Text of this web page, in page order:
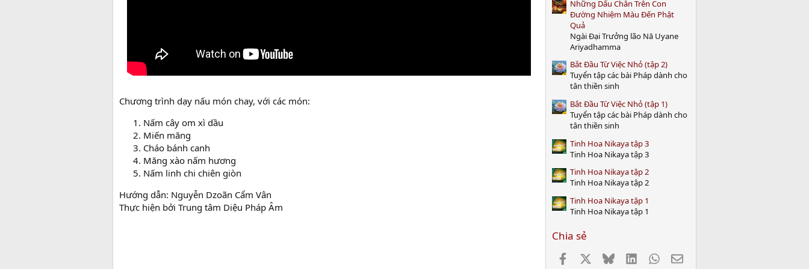
Chương trình dạy nấu món chay, với các món:
Nấm cây om xì dầu
Miến măng
Cháo bánh canh
Măng xào nấm hương
Nấm linh chi chiên giòn
Hướng dẫn: Nguyễn Dzoãn Cẩm Vân
Thực hiện bởi Trung tâm Diệu Pháp Âm
Những Dấu Chân Trên Con
Đường Nhiệm Màu Đến Phật
Quả
Ngài Đại Trưởng lão Nā Uyane
Ariyadhamma
Bắt Đầu Từ Việc Nhỏ (tập 2)
Tuyển tập các bài Pháp dành cho
tân thiền sinh
Bắt Đầu Từ Việc Nhỏ (tập 1)
Tuyển tập các bài Pháp dành cho
tân thiền sinh
Tinh Hoa Nikaya tập 3
Tinh Hoa Nikaya tập 3
Tinh Hoa Nikaya tập 2
Tinh Hoa Nikaya tập 2
Tinh Hoa Nikaya tập 1
Tinh Hoa Nikaya tập 1
Chia sẻ
Facebook Bluesky LinkedInWhatsApp
Email